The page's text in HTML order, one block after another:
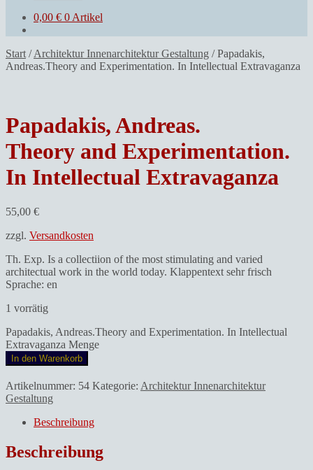
0,00 € 0 Artikel
Start /Architektur Innenarchitektur Gestaltung /Papadakis,
Andreas.Theory and Experimentation. In Intellectual Extravaganza
Papadakis, Andreas.
Theory and Experimentation.
In Intellectual Extravaganza
55,00 €
zzgl. Versandkosten
Th. Exp. Is a collectiion of the most stimulating and varied
architectual work in the world today. Klappentext sehr frisch
Sprache: en
1 vorrätig
Papadakis, Andreas.Theory and Experimentation. In Intellectual
Extravaganza Menge
In den Warenkorb
Artikelnummer: 54 Kategorie: Architektur Innenarchitektur
Gestaltung
Beschreibung
Beschreibung